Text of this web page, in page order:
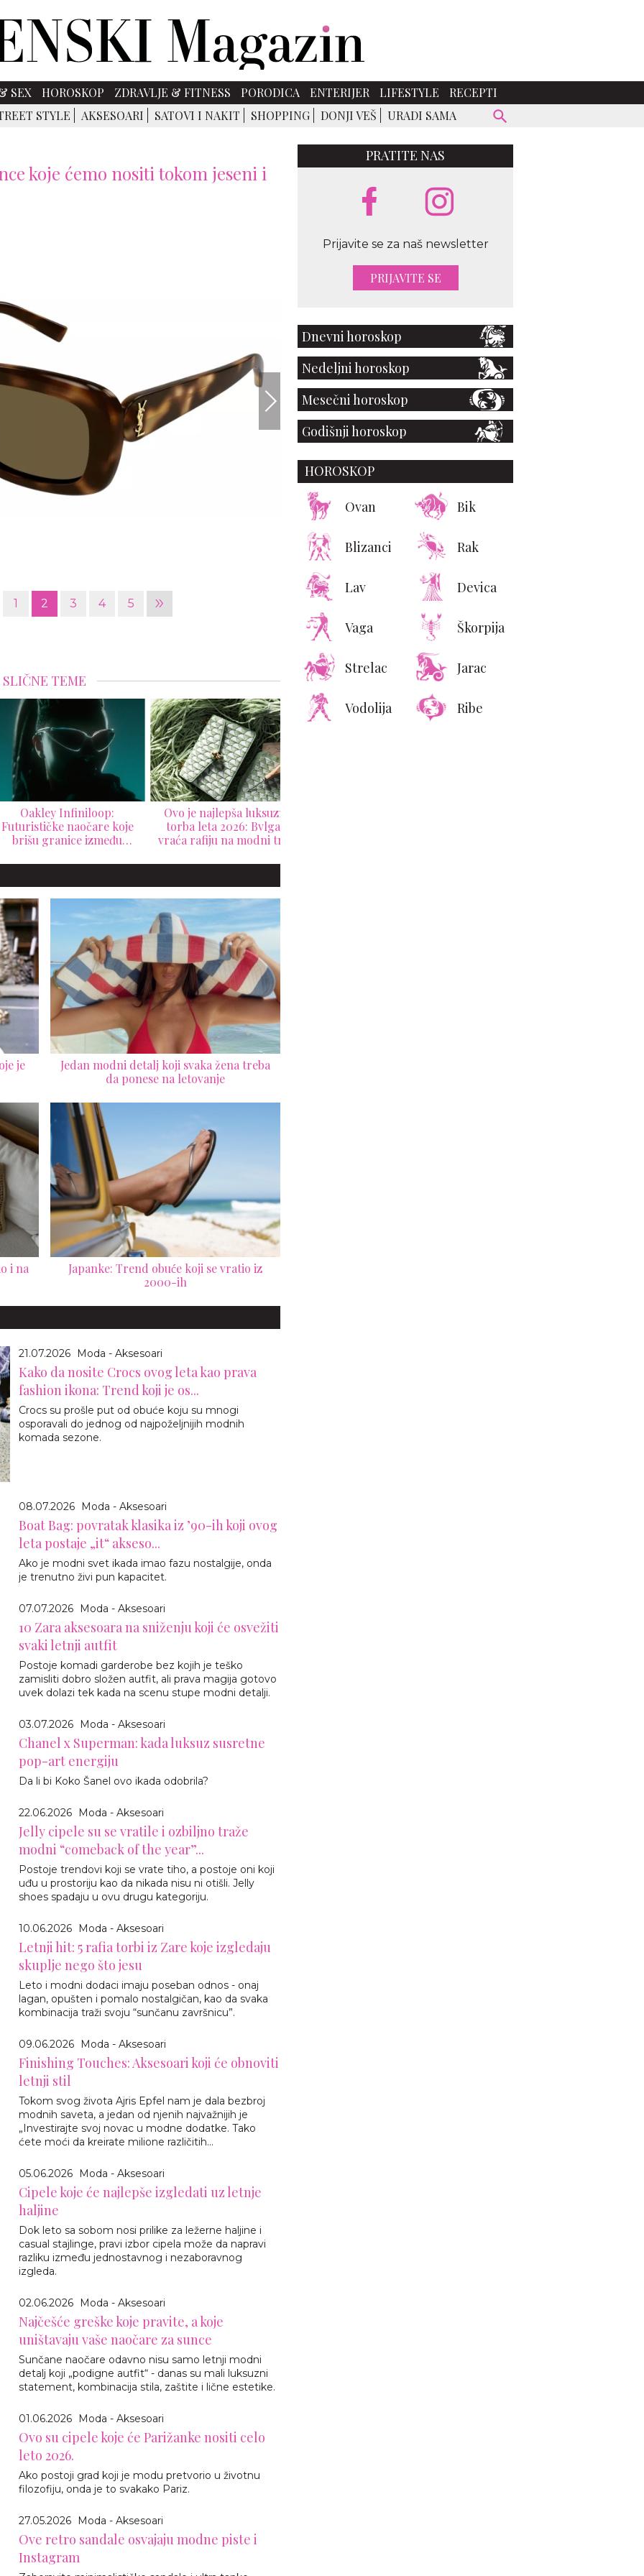
SEX HOROSKOP ZDRAVLJE & FITNESS PORODICA ENTERIJER LIFESTYLE
RECEPTI
STYLE AKSESOARI SATOVI I NAKIT SHOPPING DONJI VEŠ URADI SAMA
koje ćemo nositi tokom jeseni i
iStock
1 2 3 4 5 »
SLIČNE TEME
Oakley Infiniloop:
naočare koje
granice između
Ovo je najlepša luksuzna
torba leta 2026: Bvlgari
vraća rafiju na modni tron
je
Jedan modni detalj koji svaka žena treba
da ponese na letovanje
i na
Japanke: Trend obuće koji se vratio iz
2000-ih
21.07.2026 Moda - Aksesoari
Kako da nosite Crocs ovog leta kao prava
fashion ikona: Trend koji je os...
Crocs su prošle put od obuće koju su mnogi
osporavali do jednog od najpoželjnijih modnih
komada sezone.
08.07.2026 Moda - Aksesoari
Boat Bag: povratak klasika iz ’90-ih koji ovog
leta postaje „it“ akseso...
Ako je modni svet ikada imao fazu nostalgije, onda
je trenutno živi pun kapacitet.
07.07.2026 Moda - Aksesoari
10 Zara aksesoara na sniženju koji će osvežiti
svaki letnji autfit
Postoje komadi garderobe bez kojih je teško
zamisliti dobro složen autfit, ali prava magija gotovo
uvek dolazi tek kada na scenu stupe modni detalji.
03.07.2026 Moda - Aksesoari
Chanel x Superman: kada luksuz susretne
pop-art energiju
Da li bi Koko Šanel ovo ikada odobrila?
22.06.2026 Moda - Aksesoari
Jelly cipele su se vratile i ozbiljno traže
modni “comeback of the year”...
Postoje trendovi koji se vrate tiho, a postoje oni koji
uđu u prostoriju kao da nikada nisu ni otišli. Jelly
shoes spadaju u ovu drugu kategoriju.
10.06.2026 Moda - Aksesoari
Letnji hit: 5 rafia torbi iz Zare koje izgledaju
skuplje nego što jesu
Leto i modni dodaci imaju poseban odnos - onaj
lagan, opušten i pomalo nostalgičan, kao da svaka
kombinacija traži svoju “sunčanu završnicu”.
09.06.2026 Moda - Aksesoari
Finishing Touches: Aksesoari koji će obnoviti
letnji stil
Tokom svog života Ajris Epfel nam je dala bezbroj
modnih saveta, a jedan od njenih najvažnijih je
„Investirajte svoj novac u modne dodatke. Tako
ćete moći da kreirate milione različitih...
05.06.2026 Moda - Aksesoari
Cipele koje će najlepše izgledati uz letnje
haljine
Dok leto sa sobom nosi prilike za ležerne haljine i
casual stajlinge, pravi izbor cipela može da napravi
razliku između jednostavnog i nezaboravnog
izgleda.
02.06.2026 Moda - Aksesoari
Najčešće greške koje pravite, a koje
uništavaju vaše naočare za sunce
Sunčane naočare odavno nisu samo letnji modni
detalj koji „podigne autfit“ - danas su mali luksuzni
statement, kombinacija stila, zaštite i lične estetike.
01.06.2026 Moda - Aksesoari
Ovo su cipele koje će Parižanke nositi celo
leto 2026.
Ako postoji grad koji je modu pretvorio u životnu
filozofiju, onda je to svakako Pariz.
27.05.2026 Moda - Aksesoari
Ove retro sandale osvajaju modne piste i
Instagram
PRATITE NAS
Prijavite se za naš newsletter
PRIJAVITE SE
Dnevni horoskop
Nedeljni horoskop
Mesečni horoskop
Godišnji horoskop
HOROSKOP
Ovan Bik
Blizanci Rak
Lav Devica
Vaga Škorpija
Strelac Jarac
Vodolija Ribe